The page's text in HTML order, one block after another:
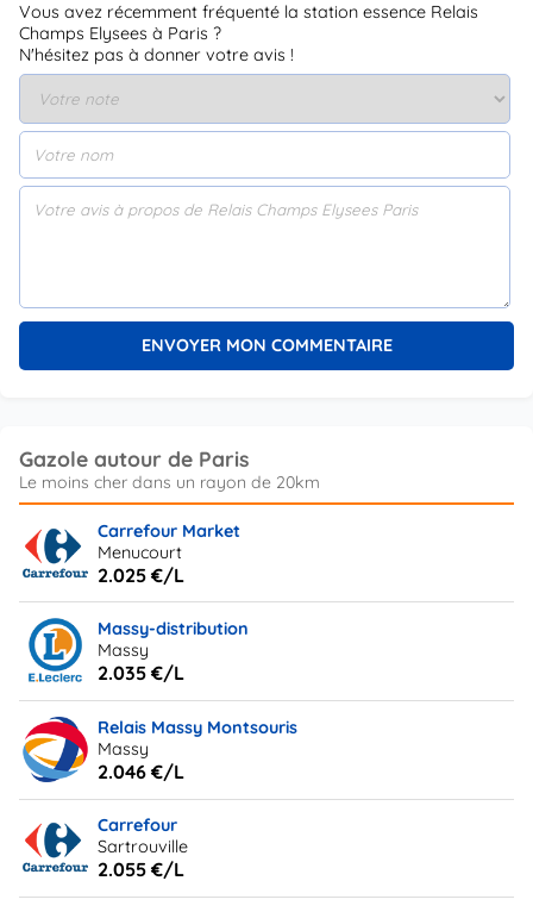
Vous avez récemment fréquenté la station essence Relais
Champs Elysees à Paris ?
N'hésitez pas à donner votre avis !
Gazole autour de Paris
Carrefour Market
Menucourt
2.025 €/L
Massy-distribution
Massy
2.035 €/L
Relais Massy Montsouris
Massy
2.046 €/L
Carrefour
Sartrouville
2.055 €/L